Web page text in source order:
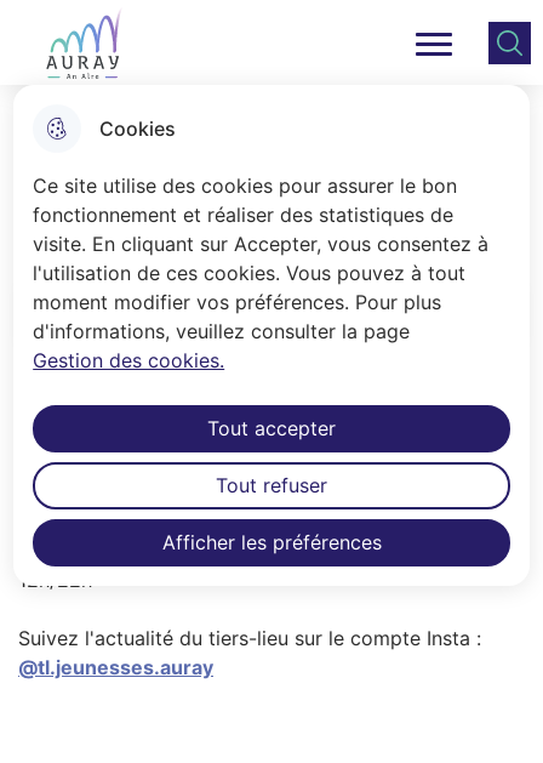
Cookies
Ce site utilise des cookies pour assurer le bon
fonctionnement et réaliser des statistiques de
visite. En cliquant sur Accepter, vous consentez à
l'utilisation de ces cookies. Vous pouvez à tout
moment modifier vos préférences. Pour plus
d'informations, veuillez consulter la page
Gestion des cookies.
Afficher les préférences
Tout accepter
Tout refuser
Aller
au
menu
Consulter
le plan
Ville Auray Menu principal
Accueil
Sommaire
Lieu 15-25 ans , 18 rue du Penher
Ici, c’est toi qui fais vivre le lieu !
👈
Ouvert lundi, mardi, jeudi 12h/18h et le vendredi
12h/22h
Suivez l'actualité du tiers-lieu sur le compte Insta :
@tl.jeunesses.auray